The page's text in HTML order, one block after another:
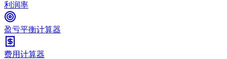
利润率
盈亏平衡计算器
费用计算器